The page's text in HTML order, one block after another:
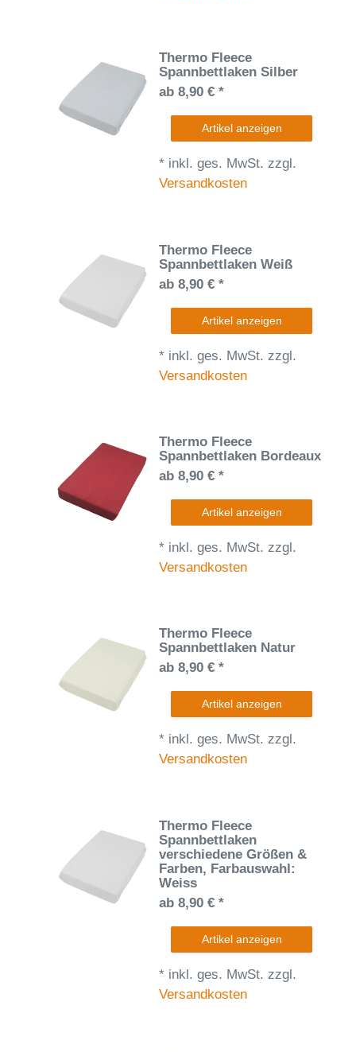
Thermo Fleece
Spannbettlaken Silber
ab 8,90 € *
Artikel anzeigen
* inkl. ges. MwSt. zzgl.
Versandkosten
Thermo Fleece
Spannbettlaken Weiß
ab 8,90 € *
Artikel anzeigen
* inkl. ges. MwSt. zzgl.
Versandkosten
Thermo Fleece
Spannbettlaken Bordeaux
ab 8,90 € *
Artikel anzeigen
* inkl. ges. MwSt. zzgl.
Versandkosten
Thermo Fleece
Spannbettlaken Natur
ab 8,90 € *
Artikel anzeigen
* inkl. ges. MwSt. zzgl.
Versandkosten
Thermo Fleece
Spannbettlaken
verschiedene Größen &
Farben, Farbauswahl:
Weiss
ab 8,90 € *
Artikel anzeigen
* inkl. ges. MwSt. zzgl.
Versandkosten